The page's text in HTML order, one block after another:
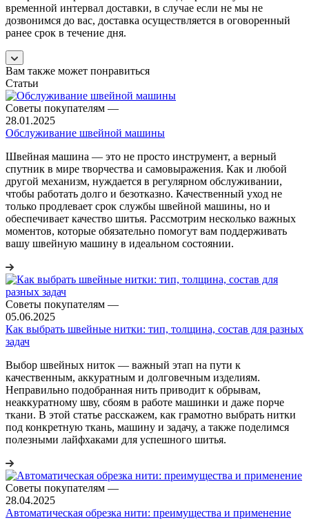
временной интервал доставки, в случае если не мы не
дозвонимся до вас, доставка осуществляется в оговоренный
ранее срок в течение дня.
Вам также может понравиться
Статьи
Советы покупателям —
28.01.2025
Обслуживание швейной машины
Швейная машина — это не просто инструмент, а верный
спутник в мире творчества и самовыражения. Как и любой
другой механизм, нуждается в регулярном обслуживании,
чтобы работать долго и безотказно. Качественный уход не
только продлевает срок службы швейной машины, но и
обеспечивает качество шитья. Рассмотрим несколько важных
моментов, которые обязательно помогут вам поддерживать
вашу швейную машину в идеальном состоянии.
Советы покупателям —
05.06.2025
Как выбрать швейные нитки: тип, толщина, состав для разных
задач
Выбор швейных ниток — важный этап на пути к
качественным, аккуратным и долговечным изделиям.
Неправильно подобранная нить приводит к обрывам,
неаккуратному шву, сбоям в работе машинки и даже порче
ткани. В этой статье расскажем, как грамотно выбрать нитки
под конкретную ткань, машину и задачу, а также поделимся
полезными лайфхаками для успешного шитья.
Советы покупателям —
28.04.2025
Автоматическая обрезка нити: преимущества и применение